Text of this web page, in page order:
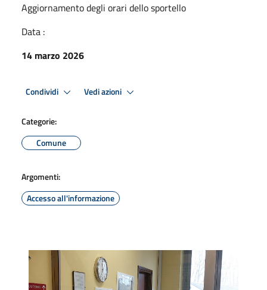
Aggiornamento degli orari dello sportello
Data :
14 marzo 2026
Condividi Vedi azioni
Categorie:
Comune
Argomenti:
Accesso all'informazione